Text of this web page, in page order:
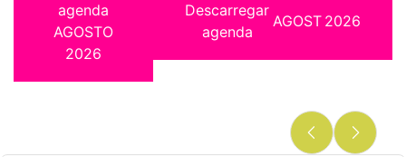
agenda
AGOSTO
2026
Descarregar
agenda
AGOST 2026